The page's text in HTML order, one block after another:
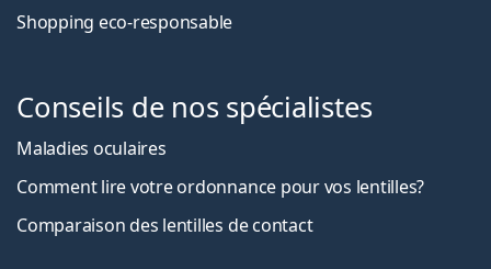
Shopping eco-responsable
Conseils de nos spécialistes
Maladies oculaires
Comment lire votre ordonnance pour vos lentilles?
Comparaison des lentilles de contact